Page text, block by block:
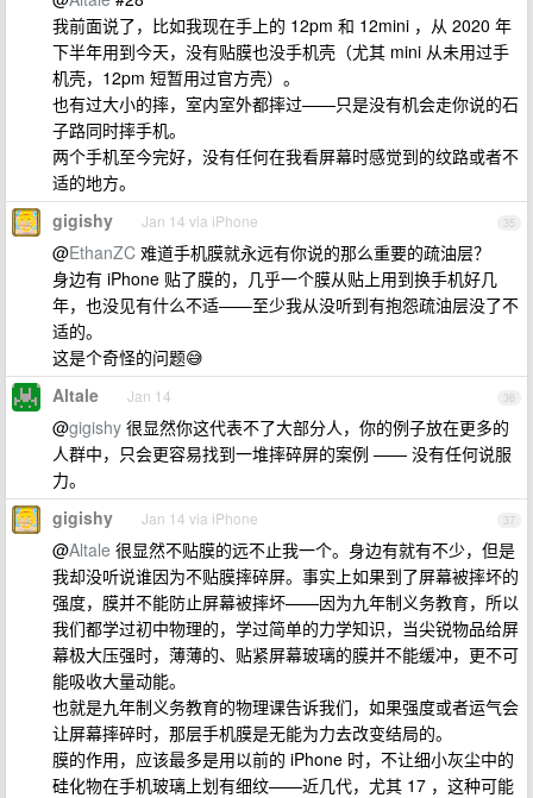
我前面说了，比如我现在手上的 12pm 和 12mini ，从 2020 年
下半年用到今天，没有贴膜也没手机壳（尤其 mini 从未用过手
机壳，12pm 短暂用过官方壳）。
也有过大小的摔，室内室外都摔过——只是没有机会走你说的石
子路同时摔手机。
两个手机至今完好，没有任何在我看屏幕时感觉到的纹路或者不
适的地方。
35
gigishy Jan 14 via iPhone
@EthanZC 难道手机膜就永远有你说的那么重要的疏油层？
身边有 iPhone 贴了膜的，几乎一个膜从贴上用到换手机好几
年，也没见有什么不适——至少我从没听到有抱怨疏油层没了不
适的。
这是个奇怪的问题😅
36
Altale Jan 14
@gigishy 很显然你这代表不了大部分人，你的例子放在更多的
人群中，只会更容易找到一堆摔碎屏的案例 —— 没有任何说服
力。
37
gigishy Jan 14 via iPhone
@Altale 很显然不贴膜的远不止我一个。身边有就有不少，但是
我却没听说谁因为不贴膜摔碎屏。事实上如果到了屏幕被摔坏的
强度，膜并不能防止屏幕被摔坏——因为九年制义务教育，所以
我们都学过初中物理的，学过简单的力学知识，当尖锐物品给屏
幕极大压强时，薄薄的、贴紧屏幕玻璃的膜并不能缓冲，更不可
能吸收大量动能。
也就是九年制义务教育的物理课告诉我们，如果强度或者运气会
让屏幕摔碎时，那层手机膜是无能为力去改变结局的。
膜的作用，应该最多是用以前的 iPhone 时，不让细小灰尘中的
硅化物在手机玻璃上划有细纹——近几代，尤其 17 ，这种可能